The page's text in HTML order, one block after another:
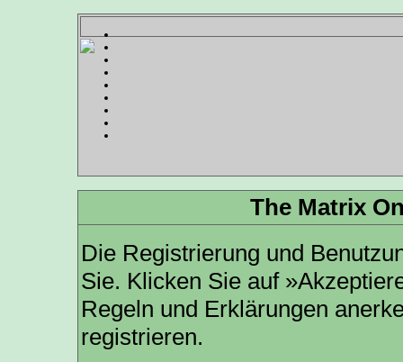
The Matrix
Die Registrierung und
Sie. Klicken Sie auf
Regeln und Erklärungen
registrieren.